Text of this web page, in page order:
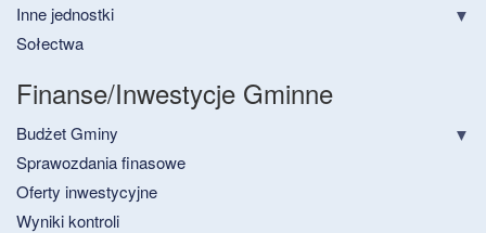
Inne jednostki
Sołectwa
Finanse/Inwestycje Gminne
Budżet Gminy
Sprawozdania finasowe
Oferty inwestycyjne
Wyniki kontroli